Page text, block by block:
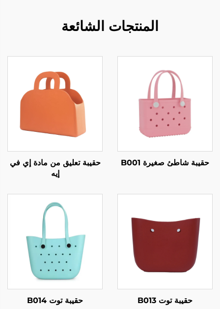
المنتجات الشائعة
حقيبة شاطئ صغيرة B001
حقيبة تعليق من مادة إي في
إيه
حقيبة توت B013 حقيبة توت B014